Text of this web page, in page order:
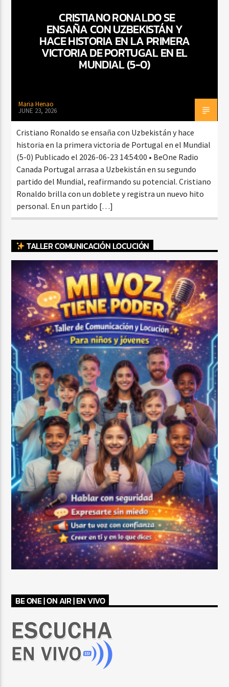
CURRENT SHOW
BACHATA PARA EL CAMINO
7:00 PM
CRISTIANO RONALDO SE
ENSAÑA CON UZBEKISTÁN Y
HACE HISTORIA EN LA PRIMERA
VICTORIA DE PORTUGAL EN EL
MUNDIAL (5-0)
Maria Henao
JUNE 23, 2026
Cristiano Ronaldo se ensaña con Uzbekistán y hace
historia en la primera victoria de Portugal en el Mundial
(5-0) Publicado el 2026-06-23 14:54:00 • BeOne Radio
Canada Portugal arrasa a Uzbekistán en su segundo
partido del Mundial, reafirmando su potencial. Cristiano
Ronaldo brilla con un doblete y registra un nuevo hito
personal. En un partido […]
TALLER COMUNICACIÓN LOCUCIÓN
BE ONE | ON AIR | EN VIVO